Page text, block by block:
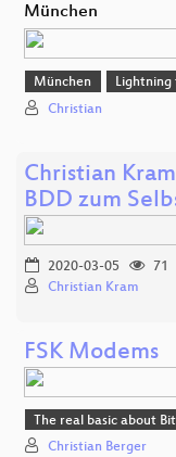
München
München Lightning
Christian
Christian
BDD zum
2020-03-05
71
Christian Kram
FSK Modems
The real basic about
Christian Berger